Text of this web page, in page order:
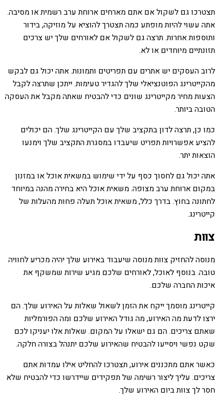
תצטרכו גם לשקול אם אתם מארחים ארוחת ערב רשמית או מסיבה.
אתה עשוי להיות מופתע כמה תצטרך להוציא על מוזיקה, בידור
ותוספות אחרות. תרצה גם לשקול אם לאורחים שלך יש צרכים
תזונתיים מיוחדים או לא.
לרוב העסקים יש אתרים עם תפריטים ותמונות. אתה יכול גם לבקש
מהקייטרינג הפוטנציאלי שלך להגדיר טעימות. ייתכן שתרצה לקבל
הצעות מחיר מקייטרינג שונים כדי להבטיח שאתה מקבל את העסקה
הטובה ביותר.
כמו כן, תרצה לדון בתקציב שלך עם הקייטרינג שלך. הם יכולים
להציע אפשרויות תפריט שיעבדו במסגרת התקציב שלך וימנעו
הוצאות יתר.
אתה יכול גם לחסוך כסף על ידי שימוש במשאית אוכל או במזנון
במקום ארוחת ערב מצופה. משאית אוכל היא בחירה מהנה במיוחד
לחתונה בחוץ. בדרך כלל, משאית אוכל תעלה פחות מהעלות של
קייטרינג.
צוות
מנוסה להחזיק צוות מנוסה שיעבוד באירוע שלך יהיה מכריע לחוויה
טובה. בנוסף לאוכל, לאורחים שלכם מגיע שירות שמשקף את
איכות החברה שלכם.
קייטרינג מוסמך ייקח את הזמן לשאול שאלות על האירוע שלך. הם
ירצו לדעת מה האירוע, מה גודל האירוע שלכם ומה הפורמליות
שאתם צריכים. הם גם ישאלו על המקום. שאלות אלו יעניקו לכם
שקט נפשי ויסייעו להבטיח שהאירוע שלכם יתנהל בצורה חלקה.
כאשר אתם מתכננים אירוע, תצטרכו להחליט אילו עמדות אתם
צריכים. עליך ליצור רשימה של תפקידים שיידרשו כדי להבטיח שלא
חסר לך צוות ביום האירוע שלך.